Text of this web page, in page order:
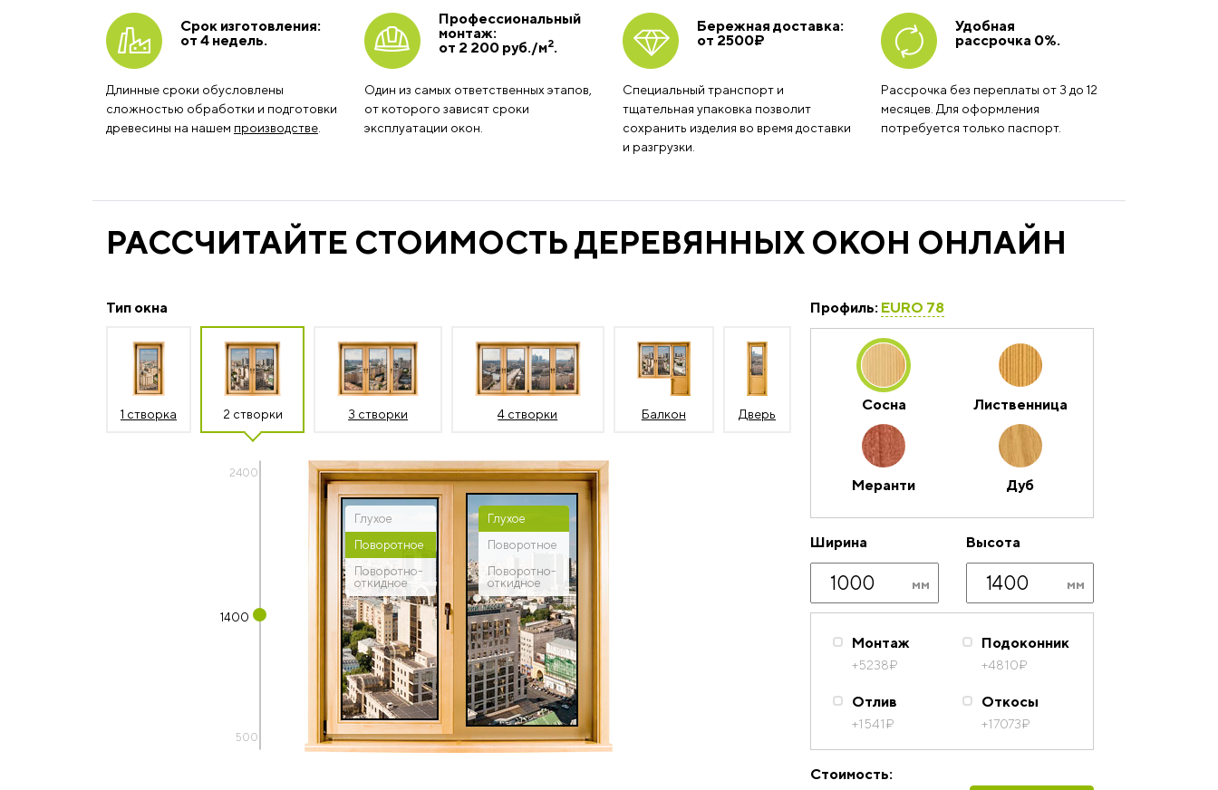
Срок изготовления:
от 4 недель.
Длинные сроки обусловлены
сложностью обработки и подготовки
древесины на нашем производстве
Профессиональный
монтаж:
от 2 200 руб./м2.
Один из самых ответственных этапов,
от которого зависят сроки
эксплуатации окон.
Бережная доставка:
от 2500₽
Специальный транспорт и
тщательная упаковка позволит
сохранить изделия во время доставки
и разгрузки.
Удобная
рассрочка 0%.
Рассрочка без переплаты от 3 до 12
месяцев. Для оформления
потребуется только паспорт.
РАССЧИТАЙТЕ СТОИМОСТЬ ДЕРЕВЯННЫХ ОКОН ОНЛАЙН
Тип окна
1 створка 2 створки 3 створки 4 створки Балкон Дверь
Профиль: EURO 78
Сосна Лиственница
Меранти Дуб
2400
1400
500
Глухое
Поворотное
Поворотно-
откидное
Глухое
Поворотное
Поворотно-
откидное
Ширина Высота
Монтаж
+5238₽
Подоконник
+4810₽
Отлив
+1541₽
Откосы
+17073₽
Стоимость: